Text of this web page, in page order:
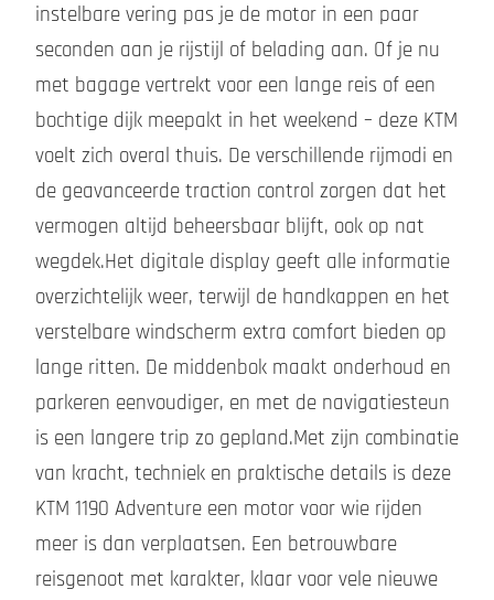
instelbare vering pas je de motor in een paar
seconden aan je rijstijl of belading aan. Of je nu
met bagage vertrekt voor een lange reis of een
bochtige dijk meepakt in het weekend – deze KTM
voelt zich overal thuis. De verschillende rijmodi en
de geavanceerde traction control zorgen dat het
vermogen altijd beheersbaar blijft, ook op nat
wegdek.Het digitale display geeft alle informatie
overzichtelijk weer, terwijl de handkappen en het
verstelbare windscherm extra comfort bieden op
lange ritten. De middenbok maakt onderhoud en
parkeren eenvoudiger, en met de navigatiesteun
is een langere trip zo gepland.Met zijn combinatie
van kracht, techniek en praktische details is deze
KTM 1190 Adventure een motor voor wie rijden
meer is dan verplaatsen. Een betrouwbare
reisgenoot met karakter, klaar voor vele nieuwe